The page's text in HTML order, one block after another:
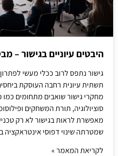
היבטים עיוניים בגישור –
גישור נתפס לרוב ככלי מעשי
תשתית עיונית רחבה העוסקת
מחקרי גישור שואבים מתחומים כמו
סוציולוגיה, תורת המשחקים
מאפשרת לראות בגישור לא רק
שמטרתה שינוי דפוסי אינטראקציה
לקריאת המאמר »